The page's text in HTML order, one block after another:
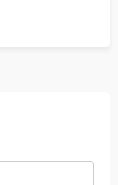
оттайки.